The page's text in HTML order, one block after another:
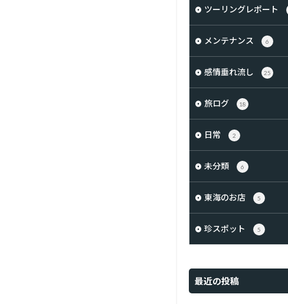
ツーリングレポート
メンテナンス 6
感情垂れ流し 25
旅ログ 18
日常 2
未分類 6
東海のお店 5
珍スポット 5
最近の投稿